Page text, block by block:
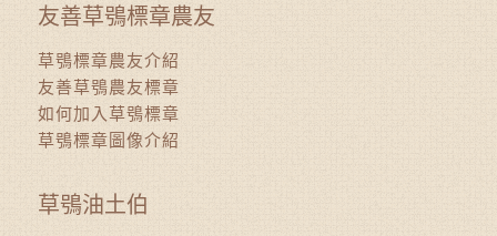
友善草鴞標章農友
草鴞標章農友介紹
友善草鴞農友標章
如何加入草鴞標章
草鴞標章圖像介紹
草鴞油土伯